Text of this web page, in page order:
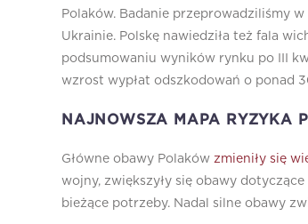
Polaków. Badanie przeprowadziliśmy
Ukrainie. Polskę nawiedziła też fala
podsumowaniu wyników rynku po III
wzrost wypłat odszkodowań o ponad
NAJNOWSZA MAPA RYZYKA
Główne obawy Polaków zmieniły się
wojny, zwiększyły się obawy
bieżące potrzeby. Nadal silne obawy